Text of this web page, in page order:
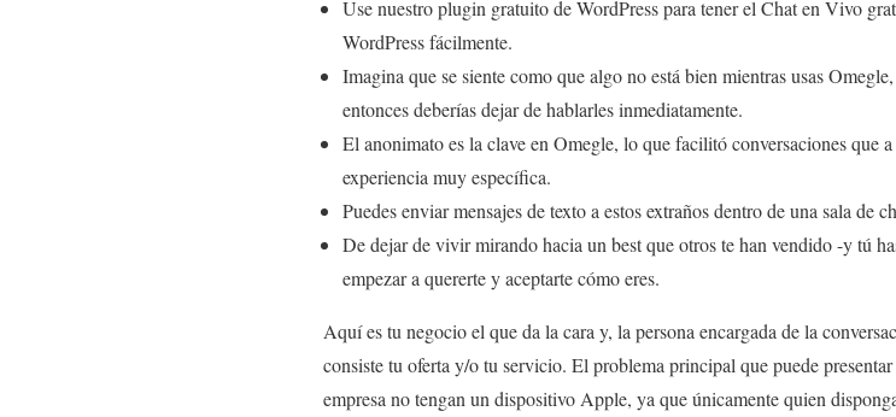
Use nuestro plugin gratuito de WordPress para tener el Chat en Vivo
WordPress fácilmente.
Imagina que se siente como que algo no está bien mientras usas
entonces deberías dejar de hablarles inmediatamente.
El anonimato es la clave en Omegle, lo que facilitó conversaciones que
experiencia muy específica.
Puedes enviar mensajes de texto a estos extraños dentro de una sala de
De dejar de vivir mirando hacia un best que otros te han vendido -y tú
empezar a quererte y aceptarte cómo eres.
Aquí es tu negocio el que da la cara y, la persona encargada de la
consiste tu oferta y/o tu servicio. El problema principal que puede
empresa no tengan un dispositivo Apple, ya que únicamente quien